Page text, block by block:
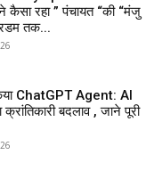
कैसा रहा ” पंचायत “की “मंजु
तक...
ChatGPT Agent: AI
बदलाव , जाने पूरी